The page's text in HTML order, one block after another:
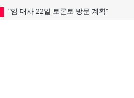
"임 대사 22일 토론토 방문 계획"